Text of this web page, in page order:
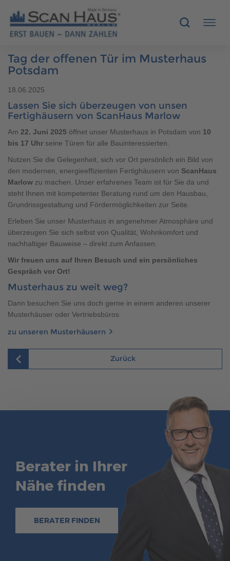
HÄUSER
MUSTERHÄUSER
SCANHAUS-VORTEILE
RUND UMS BAUEN
ÜBER UNS
KONTAKT
Brauchen Sie Hilfe?
MUSTERHAUS FINDEN
Tag der offenen Tür im Musterhaus
Potsdam
18.06.2025
Lassen Sie sich überzeugen von unsen
Fertighäusern von ScanHaus Marlow
Am 22. Juni 2025 öffnet unser Musterhaus in Potsdam von 10
bis 17 Uhr seine Türen für alle Bauinteressierten.
Nutzen Sie die Gelegenheit, sich vor Ort persönlich ein Bild von
den modernen, energieeffizienten Fertighäusern von ScanHaus
Marlow zu machen. Unser erfahrenes Team ist für Sie da und
steht Ihnen mit kompetenter Beratung rund um den Hausbau,
Grundrissgestaltung und Fördermöglichkeiten zur Seite.
Erleben Sie unser Musterhaus in angenehmer Atmosphäre und
überzeugen Sie sich selbst von Qualität, Wohnkomfort und
nachhaltiger Bauweise – direkt zum Anfassen.
Wir freuen uns auf Ihren Besuch und ein persönliches
Gespräch vor Ort!
Musterhaus zu weit weg?
Dann besuchen Sie uns doch gerne in einem anderen unserer
Musterhäuser oder Vertriebsbüros.
zu unseren Musterhäusern
Zurück
Berater in Ihrer
Nähe finden
BERATER FINDEN